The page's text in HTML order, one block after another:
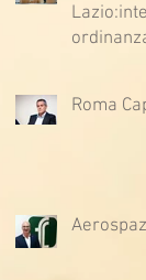
Roma